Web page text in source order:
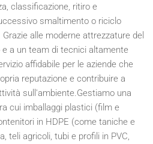
classificazione, ritiro e
smaltimento o riciclo
alle moderne attrezzature del
a un team di tecnici altamente
affidabile per le aziende che
reputazione e contribuire a
sull'ambiente.Gestiamo una
cui imballaggi plastici (film e
in HDPE (come taniche e
teli agricoli, tubi e profili in PVC,